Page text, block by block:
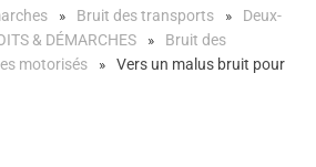
Bruit des transports
Deux-
& DÉMARCHES
Bruit des
motorisés
Vers un malus bruit pour